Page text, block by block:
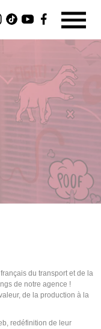
du transport et de la
de notre agence !
de la production à la
redéfinition de leur